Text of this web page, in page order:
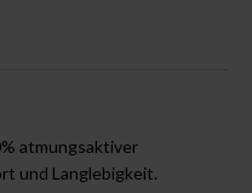
atmungsaktiver
und Langlebigkeit.